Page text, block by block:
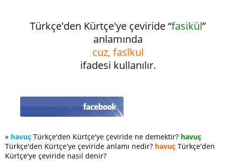
Türkçe'den Kürtçe'ye çeviride “fasikül”
anlamında
cuz, fasîkul
ifadesi kullanılır.
» havuç Türkçe'den Kürtçe'ye çeviride ne demektir? havuç
Türkçe'den Kürtçe'ye çeviride anlamı nedir? havuç Türkçe'den
Kürtçe'ye çeviride nasıl denir?